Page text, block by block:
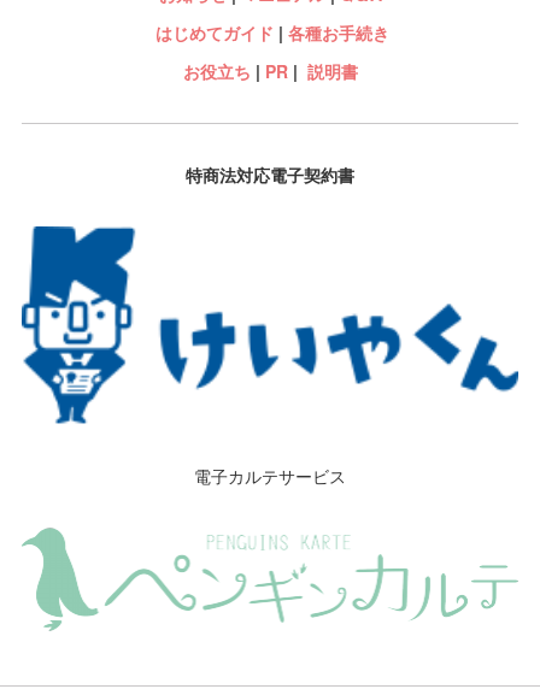
はじめてガイド | 各種お手続き
お役立ち | PR| 説明書
特商法対応電子契約書
電子カルテサービス